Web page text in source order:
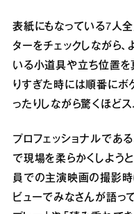
表紙にもなっている7人
ターをチェックしながら、
いる小道具や立ち位置を
りすぎた時には順番にボ
ったりしながら驚くほど
プロフェッショナルであ
で現場を柔らかくしよう
員での主演映画の撮影時
ビューでみなさんが語っ